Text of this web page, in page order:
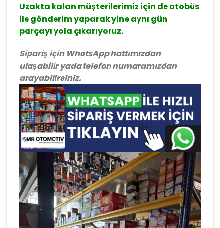
Uzakta kalan müşterilerimiz için de otobüs
ile gönderim yaparak yine aynı gün
parçayı yola çıkarıyoruz.
Sipariş için WhatsApp hattımızdan
ulaşabilir yada telefon numaramızdan
arayabilirsiniz.